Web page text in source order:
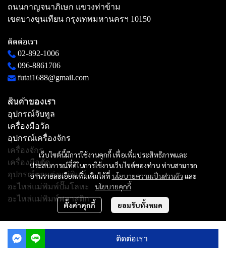
ติดต่อเรา
เว็บไซต์นี้มีการใช้งานคุกกี้ เพื่อเพิ่มประสิทธิภาพและ
ประสบการณ์ที่ดีในการใช้งานเว็บไซต์ของท่าน ท่านสามารถ
อ่านรายละเอียดเพิ่มเติมได้ที่ นโยบายความเป็นส่วนตัว และ
นโยบายคุกกี้
ตั้งค่าคุกกี้ ยอมรับทั้งหมด
ถนนกาญจนาภิเษก แขวงท่าข้าม
เขตบางขุนเทียน กรุงเทพมหานครฯ 10150
ติดต่อเรา
02-892-1006
096-8861706
futai1688@gmail.com
สินค้าของเรา
อุปกรณ์จับทูล
เครื่องมือวัด
อุปกรณ์เครื่องจักร
เครื่องจักร
เครื่องมือตัด
อุปกรณ์ตกแต่งแม่พิมพ์
อะไหล่แม่พิมพ์ปั๊มโลหะ
อะไหล่แม่พิมพ์พลาสติก
Copyright | All Rights Reserved | Powered by MWE
Powered By MakeWebEasy